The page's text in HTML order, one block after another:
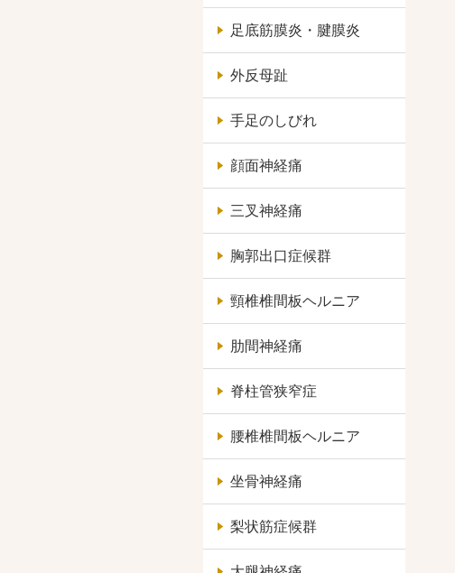
足底筋膜炎・腱膜炎
外反母趾
手足のしびれ
顔面神経痛
三叉神経痛
胸郭出口症候群
頸椎椎間板ヘルニア
肋間神経痛
脊柱管狭窄症
腰椎椎間板ヘルニア
坐骨神経痛
梨状筋症候群